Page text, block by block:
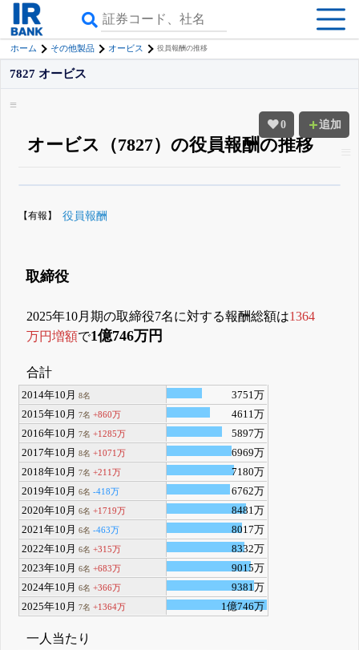
ホーム その他製品 オービス 役員報酬の推移
0 追加
7827 オービス
オービス（7827）の役員報酬の推移
く追える
【有報】 役員報酬
取締役
2025年10月期の取締役7名に対する報酬総額は1364
万円増額で1億746万円
合計
2014年10月8名
3751万
2015年10月7名 +860万
4611万
2016年10月7名 +1285万
5897万
2017年10月8名 +1071万
6969万
2018年10月7名 +211万
7180万
2019年10月6名 -418万
6762万
2020年10月6名 +1719万
8481万
2021年10月6名 -463万
8017万
2022年10月6名 +315万
8332万
2023年10月6名 +683万
9015万
2024年10月6名 +366万
9381万
2025年10月7名 +1364万 1億746万
一人当たり